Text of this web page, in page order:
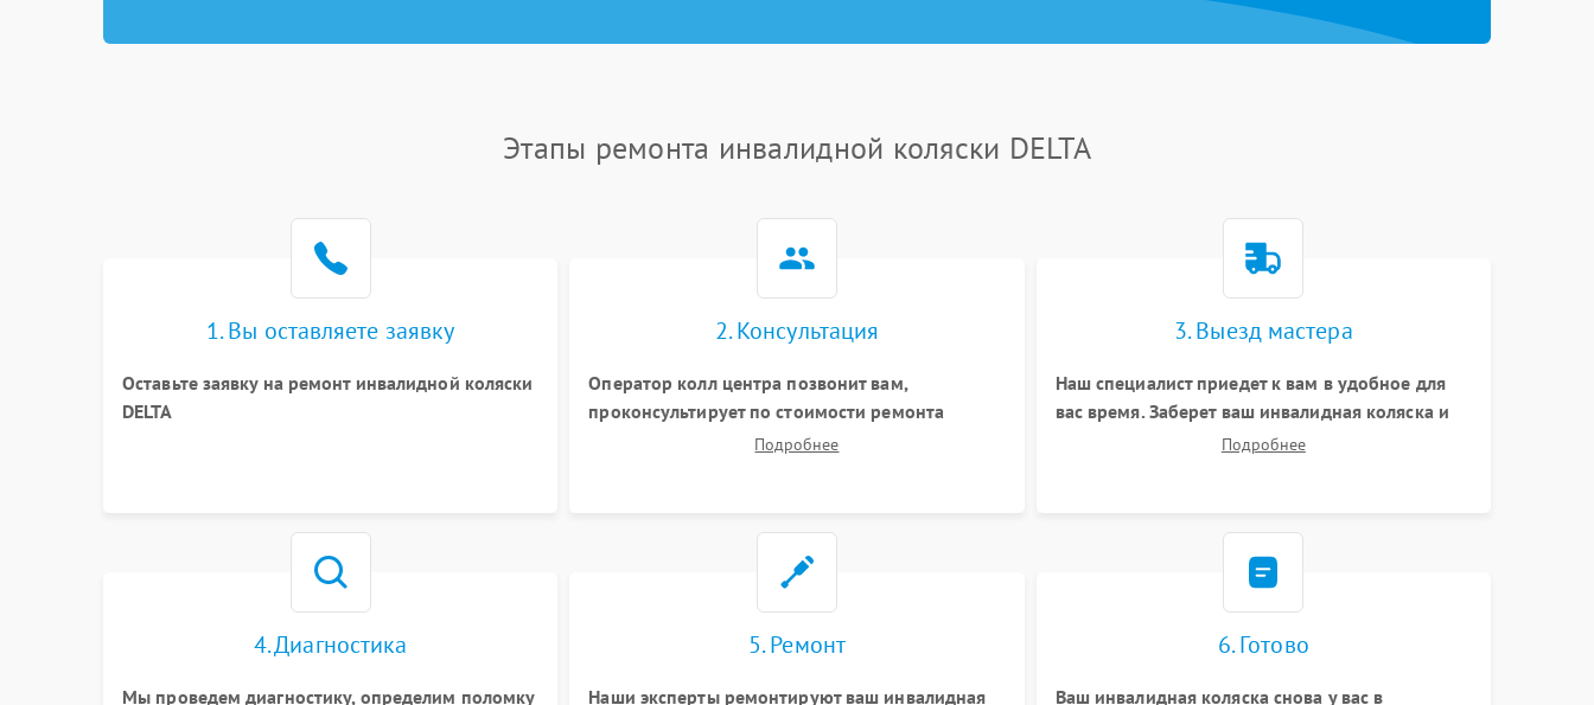
Этапы ремонта инвалидной коляски DELTA
1. Вы оставляете заявку
Оставьте заявку на ремонт инвалидной коляски
DELTA
2. Консультация
Оператор колл центра позвонит вам,
проконсультирует по стоимости ремонта
вашего инвалидной коляски а также ответит на
Подробнее
3. Выезд мастера
Наш специалист приедет к вам в удобное для
вас время. Заберет ваш инвалидная коляска и
привезет на склад для диагностики.
Подробнее
4. Диагностика
Мы проведем диагностику, определим поломку
5. Ремонт
Наши эксперты ремонтируют ваш инвалидная
6. Готово
Ваш инвалидная коляска снова у вас в